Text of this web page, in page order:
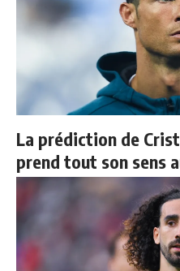
La prédiction de
prend tout son sens